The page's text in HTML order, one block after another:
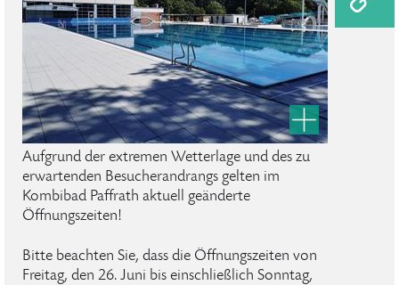
Aufgrund der extremen Wetterlage und des zu
erwartenden Besucherandrangs gelten im
Kombibad Paffrath aktuell geänderte
Öffnungszeiten!
Bitte beachten Sie, dass die Öffnungszeiten von
Freitag, den 26. Juni bis einschließlich Sonntag,